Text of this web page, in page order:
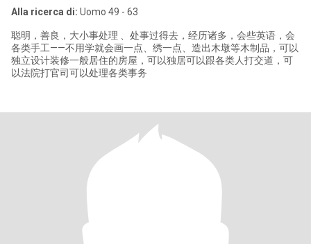
Alla ricerca di: Uomo 49 - 63
聪明，善良，大小事处理 、处事过得去，经历诸多，会些英语，会
各类手工——不用学就会画一点、绣一点、造出木墩等木制品，可以
独立设计装修一般居住的房屋，可以独居可以跟各类人打交道，可
以法院打官司可以处理各类事务